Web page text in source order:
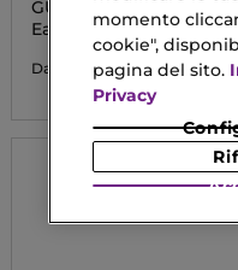
GUCCI FLORA
GORGEOUS MAGNOLIA
Eau De Parfum
Da 69,23 €
momento
cookie",
pagina del sito.
Privacy